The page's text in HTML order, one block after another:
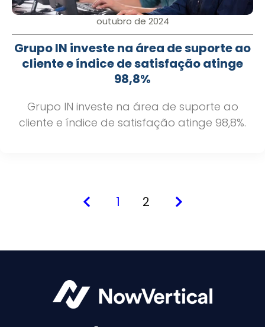
outubro de 2024
Grupo IN investe na área de suporte ao
cliente e índice de satisfação atinge
98,8%
Grupo IN investe na área de suporte ao
cliente e índice de satisfação atinge 98,8%.
1 2